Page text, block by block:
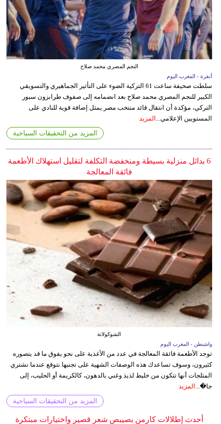
النجم المصري محمد صلاح
أنقرة - المغرب اليوم
سلطت صحيفة ساعت 61 التركية الضوء على التأثير الجماهيري والتسويقي
الكبير للنجم المصري محمد صلاح بعد انضمامه إلى صفوف طرابزون سبور
التركي، مؤكدة أن انتقال قائد منتخب مصر يمثل إضافة قوية للنادي على
المستويين الإعلامي... المزيد
المزيد من التحقيقات السياحية
6 بدائل منزلية بسيطة ومنخفضة التكلفة لتقليل استهلاك الأطعمة
فائقة المعالجة
الشوكولاتة
واشنطن - المغرب اليوم
توجد الأطعمة فائقة المعالجة في عدد من الأغذية على نحو يفوق ما قد يتصوره
كثيرون، وسوف تساعدك هذه الوصفات الشهية على تجنبها.نتوقع عندما نشتري
المثلجات أنها تتكون من خليط لذيذ وغني بالدهون، كالكريمة أو الحليب، إلى
جا�...
المزيد
المزيد من التحقيقات السياحية
أحدث إطلالات كارمن بصيبص شعر قصير واختيارات مبتكرة